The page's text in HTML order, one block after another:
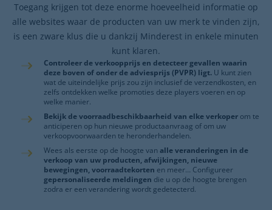
Toegang krijgen tot deze enorme hoeveelheid informatie op
alle websites waar de producten van uw merk te vinden zijn,
is een zware klus die u dankzij Minderest in enkele minuten
kunt klaren.
Controleer de verkoopprijs en detecteer gevallen waarin
deze boven of onder de adviesprijs (PVPR) ligt. U kunt zien
wat de uiteindelijke prijs zou zijn inclusief de verzendkosten, en
zelfs ontdekken welke promoties deze players voeren en op
welke manier.
Bekijk de voorraadbeschikbaarheid van elke verkoper om te
anticiperen op hun nieuwe productaanvraag of om uw
verkoopvoorwaarden te heronderhandelen.
Wees als eerste op de hoogte van alle veranderingen in de
verkoop van uw producten, afwijkingen, nieuwe
bewegingen, voorraadtekorten en meer… Configureer
gepersonaliseerde meldingen die u op de hoogte brengen
zodra er een verandering wordt gedetecterd.